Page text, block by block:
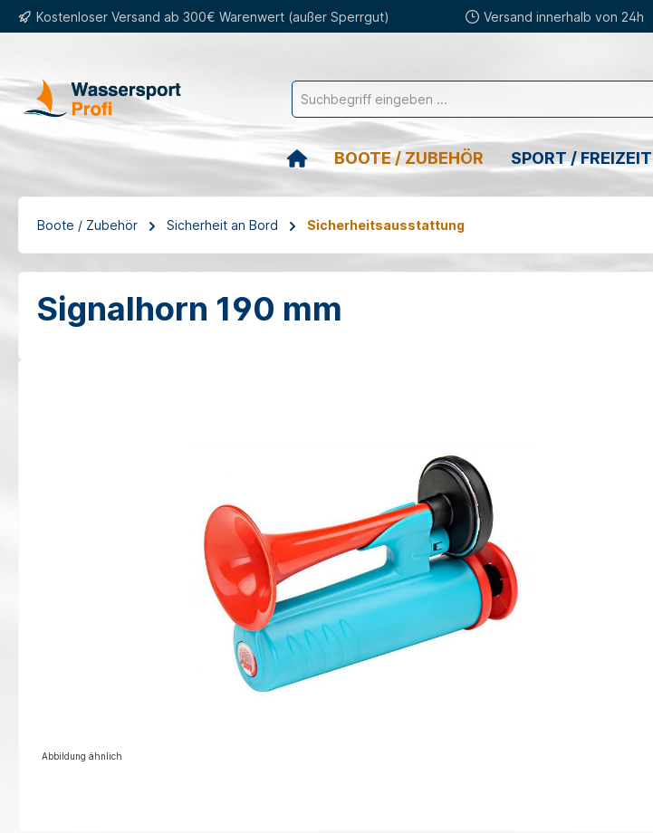
Zur Hauptnavigation springen
Kostenloser Versand ab 300€ Warenwert (außer Sperrgut) Versand innerhalb von 24h
BOOTE / ZUBEHÖR SPORT / FREIZEIT
Boote / Zubehör Sicherheit an Bord Sicherheitsausstattung
Signalhorn 190 mm
Abbildung ähnlich